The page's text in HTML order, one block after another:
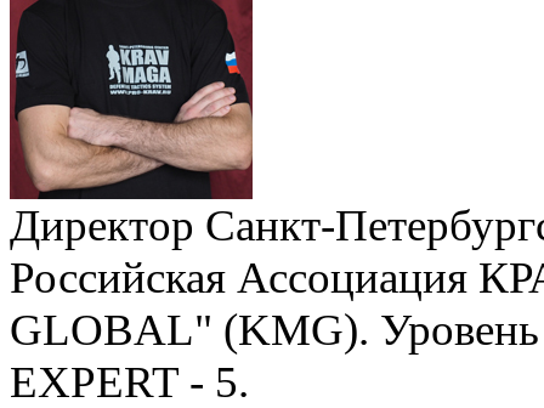
Директор Санкт-
Российская Ассоциация
GLOBAL" (KMG). Уровень
EXPERT - 5.